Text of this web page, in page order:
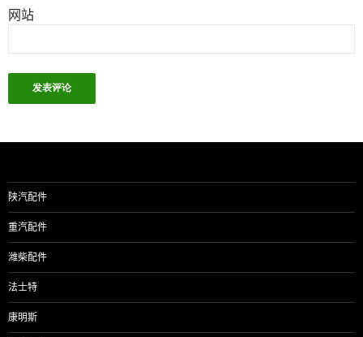
网站
陕汽配件
重汽配件
潍柴配件
法士特
康明斯